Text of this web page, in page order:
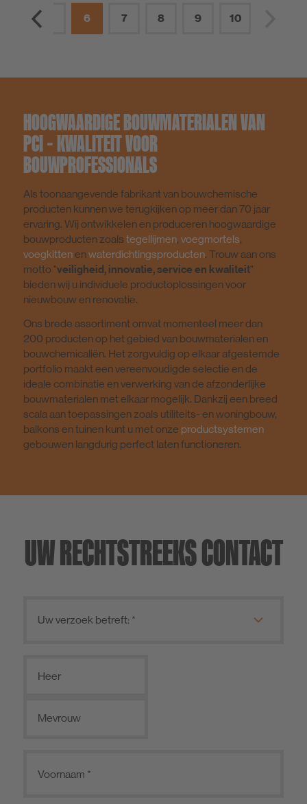
6 7 8 9 10
HOOGWAARDIGE BOUWMATERIALEN VAN
PCI – KWALITEIT VOOR
BOUWPROFESSIONALS
Als toonaangevende fabrikant van bouwchemische
producten kunnen we terugkijken op meer dan 70 jaar
ervaring. Wij ontwikkelen en produceren hoogwaardige
bouwproducten zoals tegellijmen, voegmortels,
voegkittenenwaterdichtingsproducten. Trouw aan ons
motto "veiligheid, innovatie, service en kwaliteit"
bieden wij u individuele productoplossingen voor
nieuwbouw en renovatie.
Ons brede assortiment omvat momenteel meer dan
200 producten op het gebied van bouwmaterialen en
bouwchemicaliën. Het zorgvuldig op elkaar afgestemde
portfolio maakt een vereenvoudigde selectie en de
ideale combinatie en verwerking van de afzonderlijke
bouwmaterialen met elkaar mogelijk. Dankzij een breed
scala aan toepassingen zoals utiliteits- en woningbouw,
balkons en tuinen kunt u met onze productsystemen
gebouwen langdurig perfect laten functioneren.
UW RECHTSTREEKS CONTACT
Heer
Mevrouw